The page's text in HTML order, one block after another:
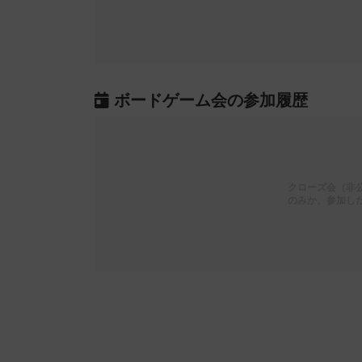
ボードゲーム会の参加履歴